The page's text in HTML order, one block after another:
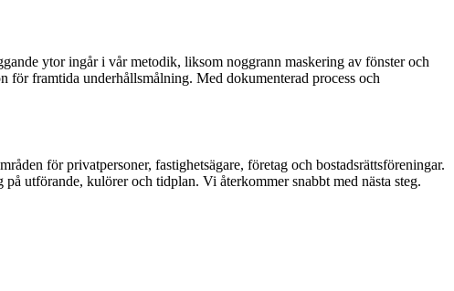
ytor ingår i vår metodik, liksom noggrann maskering av fönster och
för framtida underhållsmålning. Med dokumenterad process och
för privatpersoner, fastighetsägare, företag och bostadsrättsföreningar.
utförande, kulörer och tidplan. Vi återkommer snabbt med nästa steg.